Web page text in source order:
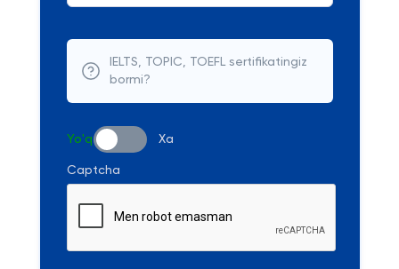
IELTS, TOPIC, TOEFL sertifikatingiz
bormi?
Yo'q Xa
Captcha